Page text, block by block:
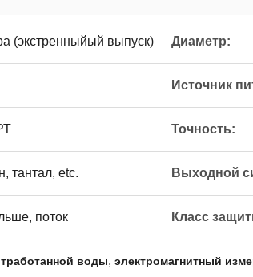
(экстренныйый выпуск) Диаметр:
Источник
Точность:
тантал, etc. Выходной
поток Класс
воды, электромагнитный